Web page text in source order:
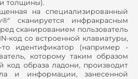
толщины).
на специализированный
сканируется инфракрасным
сканированием пользователь
код со встроенной клавиатуры,
то идентификатор (например -
которому таким образом
код образа ладони, производит
и информации, занесенной